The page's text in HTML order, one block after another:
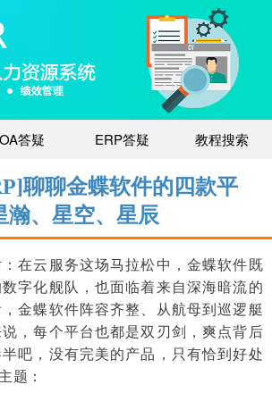
OA答疑 ERP答疑 教程搜索
聊聊金蝶软件的四款平
瀚、星空、星辰
在云服务这场马拉松中，金蝶软件既
字化舰队，也面临着来自深海暗流的
金蝶软件阵容齐整、从航母到巡逻艇
，每个平台也都是双刃剑，爽点背后
吧，没有完美的产品，只有恰到好处
题：